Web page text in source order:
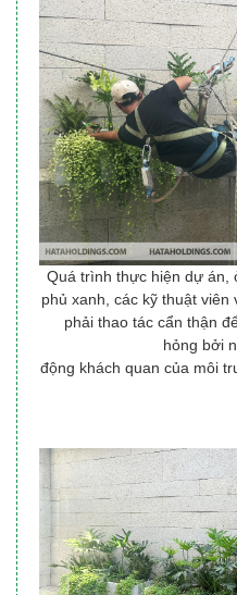
Quá trình thực hiện dự án,
phủ xanh, các kỹ thuật
phải thao tác cẩn thận
hỏng bởi
động khách quan của